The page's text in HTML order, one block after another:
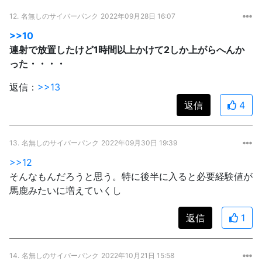
12. 名無しのサイバーパンク 2022年09月28日 16:07
>>10
連射で放置したけど1時間以上かけて2しか上がらへんか
った・・・・
返信： >>13
返信
4
13. 名無しのサイバーパンク 2022年09月30日 19:39
>>12
そんなもんだろうと思う。特に後半に入ると必要経験値が
馬鹿みたいに増えていくし
返信 1
14. 名無しのサイバーパンク 2022年10月21日 15:58